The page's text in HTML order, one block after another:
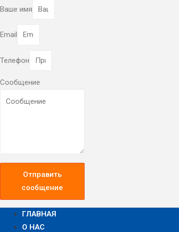
Ваше имя
Email
Телефон
Сообщение
Отправить
сообщение
ГЛАВНАЯ
О НАС